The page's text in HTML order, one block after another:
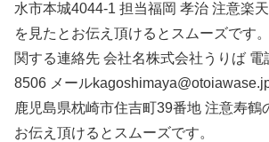
水市本城4044-1 担当福岡 孝治 注意楽
を見たとお伝え頂けるとスムーズです
関する連絡先 会社名株式会社うりば
8506 メール
鹿児島県枕崎市住吉町39番地 注意寿鶴
お伝え頂けるとスムーズです。